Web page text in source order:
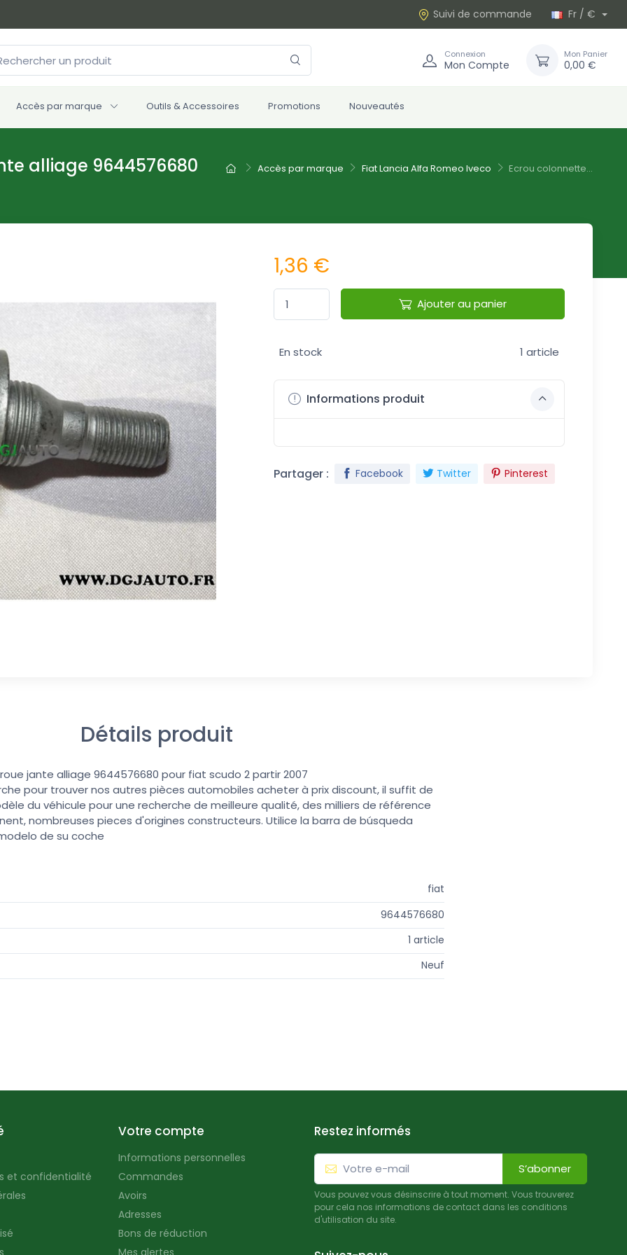
Suivi de commande Fr / €
Connexion
Mon Compte
Mon Panier
0,00 €
Accès par marque Outils & Accessoires Promotions Nouveautés
Accès par marque Fiat Lancia Alfa Romeo Iveco Ecrou colonnette...
alliage 9644576680
1,36 €
Ajouter au panier
En stock 1 article
Informations produit
Partager : Facebook Twitter Pinterest
Détails produit
jante alliage 9644576680 pour fiat scudo 2 partir 2007
pour trouver nos autres pièces automobiles acheter à prix discount, il suffit de
du véhicule pour une recherche de meilleure qualité, des milliers de référence
nombreuses pieces d'origines constructeurs. Utilice la barra de búsqueda
de su coche
fiat
9644576680
1 article
Neuf
et confidentialité
Votre compte
Informations personnelles
Commandes
Avoirs
Adresses
Bons de réduction
Mes alertes
Restez informés
S’abonner
Vous pouvez vous désinscrire à tout moment. Vous trouverez
pour cela nos informations de contact dans les conditions
d'utilisation du site.